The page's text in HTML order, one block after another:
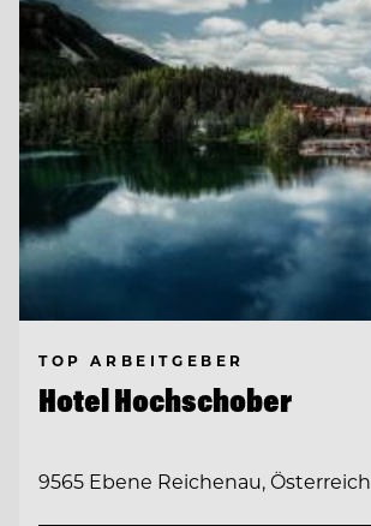
TOP ARBEITGEBER
Hotel Hochschober
9565 Ebene Reichenau, Österreich